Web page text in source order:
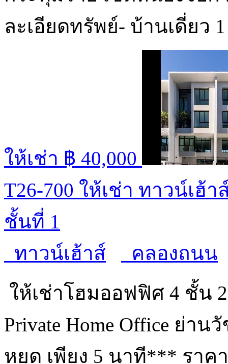
ละเอียดทรัพย์- บ้านเดี่ยว
ให้เช่า ฿ 40,000
T26-700 ให้เช่า ทาวน์เฮ้
ชั้นที่ 1
ทาวน์เฮ้าส์
คลองถนน
ให้เช่าโฮมออฟฟิศ 4 ชั้น
Private Home Office ย่า
หยุด เพียง 5 นาที*** ราค